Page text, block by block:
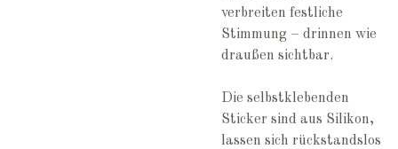
verbreiten festliche
Stimmung – drinnen wie
draußen sichtbar.
Die selbstklebenden
Sticker sind aus Silikon,
lassen sich rückstandslos